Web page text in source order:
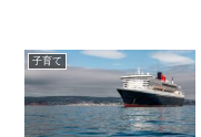
子育て